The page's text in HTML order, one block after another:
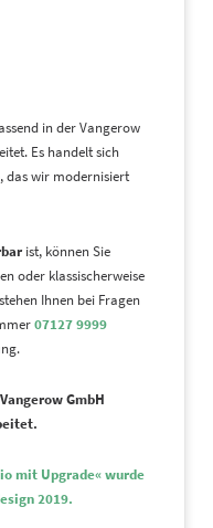
in der Vangerow
Es handelt sich
das wir modernisiert
ist, können Sie
oder klassischerweise
Ihnen bei Fragen
07127 9999
GmbH
mit Upgrade« wurde
2019.